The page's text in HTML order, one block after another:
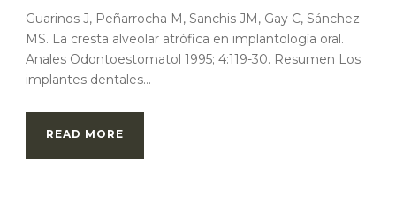
Guarinos J, Peñarrocha M, Sanchis JM, Gay C, Sánchez
MS. La cresta alveolar atrófica en implantología oral.
Anales Odontoestomatol 1995; 4:119-30. Resumen Los
implantes dentales...
READ MORE